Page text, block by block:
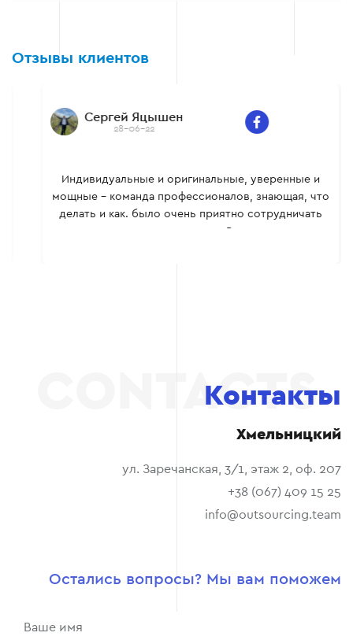
Отзывы клиентов
Сергей Яцышен
28-06-22
Индивидуальные и оригинальные, уверенные и
мощные – команда профессионалов, знающая, что
делать и как. было очень приятно сотрудничать
вместе, многому сам научился. Всем рекомендую.
Контакты
Хмельницкий
ул. Заречанская, 3/1, этаж 2, оф. 207
+38 (067) 409 15 25
info@outsourcing.team
Остались вопросы? Мы вам поможем